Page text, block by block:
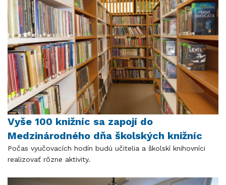
Vyše 100 knižníc sa zapojí do
Medzinárodného dňa školských knižníc
Počas vyučovacích hodín budú učitelia a školskí knihovníci
realizovať rôzne aktivity.